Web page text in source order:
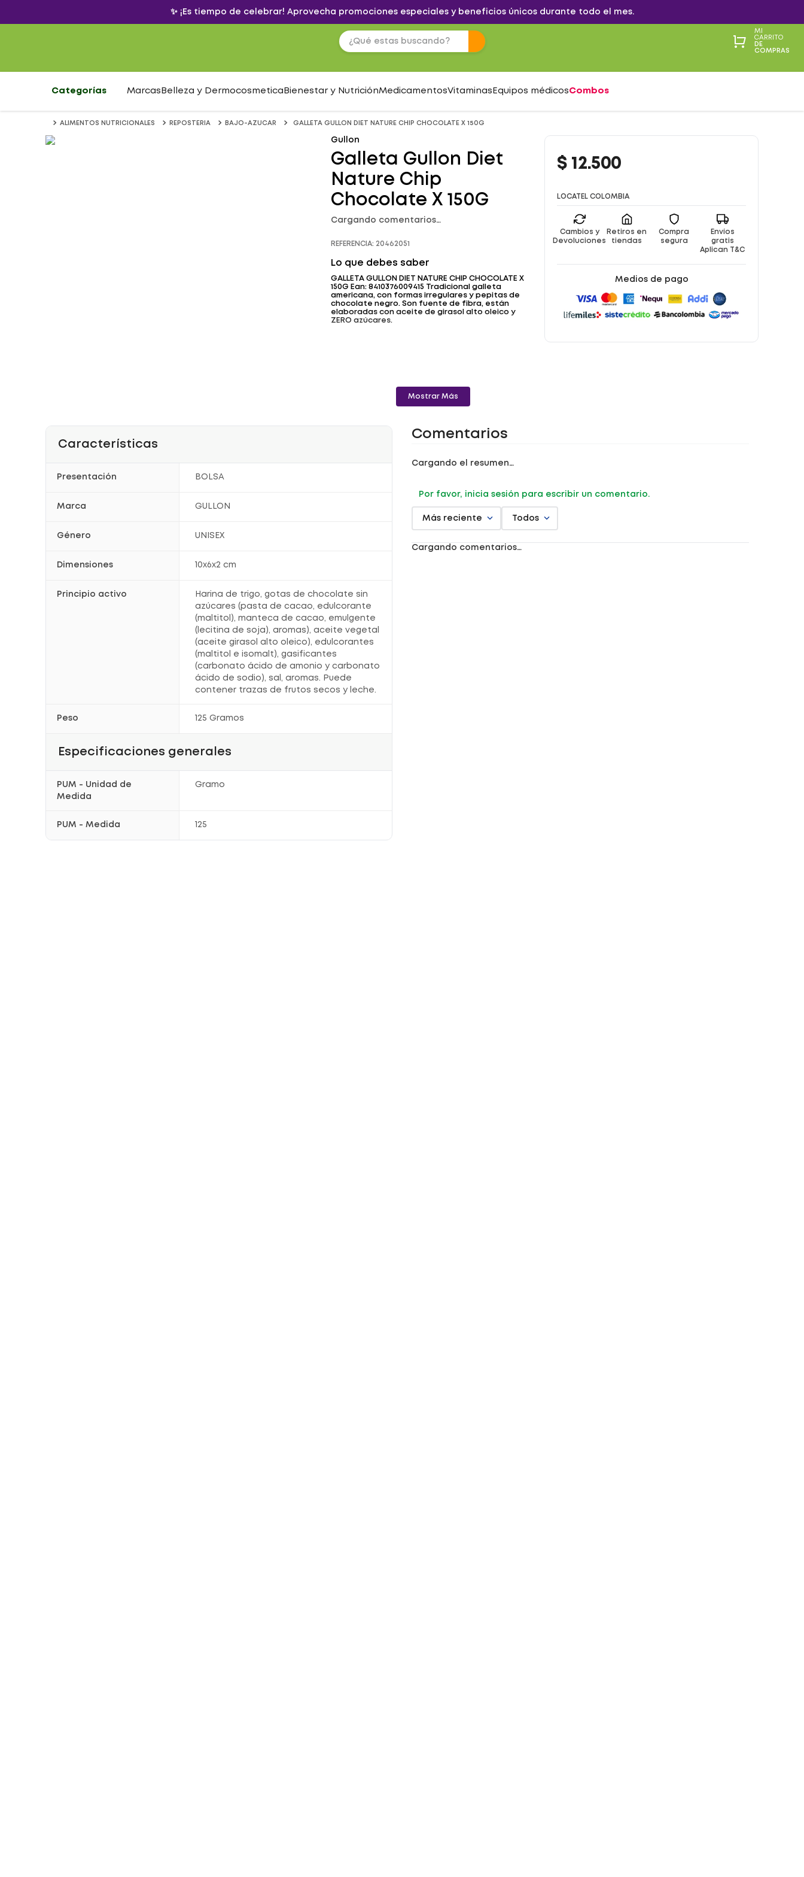
✨ ¡Es tiempo de celebrar! Aprovecha promociones especiales y beneficios únicos durante todo el mes.
MI
CARRITO
DE
COMPRAS
Categorías Marcas Belleza y Dermocosmetica Bienestar y NutriciónMedicamentosVitaminas Equipos médicosCombos
ALIMENTOS NUTRICIONALES REPOSTERIA BAJO-AZUCAR GALLETA GULLON DIET NATURE CHIP CHOCOLATE X 150G
Gullon
Galleta Gullon Diet
Nature Chip
Chocolate X 150G
Cargando comentarios…
REFERENCIA: 20462051
Lo que debes saber
GALLETA GULLON DIET NATURE CHIP CHOCOLATE X
150G Ean: 8410376009415 Tradicional galleta
americana, con formas irregulares y pepitas de
chocolate negro. Son fuente de fibra, están
elaboradas con aceite de girasol alto oleico y
ZERO azúcares.
Mostrar Más
$ 12.500
LOCATEL COLOMBIA
Cambios y
Devoluciones
Retiros en
tiendas
Compra
segura
Envíos
gratis
Aplican T&C
Medios de pago
Características
Presentación BOLSA
Marca GULLON
Género UNISEX
Dimensiones 10x6x2 cm
Principio activo
Harina de trigo, gotas de chocolate sin
azúcares (pasta de cacao, edulcorante
(maltitol), manteca de cacao, emulgente
(lecitina de soja), aromas), aceite vegetal
(aceite girasol alto oleico), edulcorantes
(maltitol e isomalt), gasificantes
(carbonato ácido de amonio y carbonato
ácido de sodio), sal, aromas. Puede
contener trazas de frutos secos y leche.
Peso 125 Gramos
Especificaciones generales
PUM - Unidad de
Medida
Gramo
PUM - Medida 125
Comentarios
Cargando el resumen…
Por favor, inicia sesión para escribir un comentario.
Más reciente Todos
Cargando comentarios…